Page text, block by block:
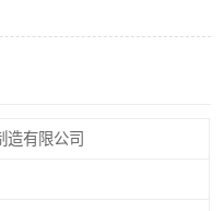
造有限公司